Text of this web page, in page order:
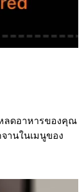
ลดอาหารของคุณ
านในเมนูของ